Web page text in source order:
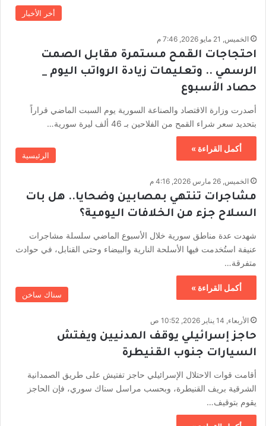
أخر الأخبار
الخميس, 21 مايو 2026, 7:46 م
احتجاجات القمح مستمرة مقابل الصمت
الرسمي .. وتعليمات زيادة الرواتب اليوم _
حصاد الأسبوع
أصدرت وزارة الاقتصاد والصناعة السورية يوم السبت الماضي قراراً
بتحديد سعر شراء القمح من الفلاحين بـ 46 ألف ليرة سورية…
أكمل القراءة »
الرئيسية
الخميس, 26 مارس 2026, 4:16 م
مشاجرات تنتهي بمصابين وضحايا.. هل بات
السلاح جزء من الخلافات اليومية؟
شهدت عدة مناطق سورية خلال الأسبوع الماضي سلسلة مشاجرات
عنيفة استُخدمت فيها الأسلحة النارية والبيضاء وحتى القنابل، في حوادث
متفرقة…
أكمل القراءة »
سناك ساخن
الأربعاء, 14 يناير 2026, 10:52 ص
حاجز إسرائيلي يوقف المدنيين ويفتش
السيارات جنوب القنيطرة
أقامت قوات الاحتلال الإسرائيلي حاجز تفتيش على طريق الصمدانية
الشرقية بريف القنيطرة، وبحسب مراسل سناك سوري، فإن الحاجز
يقوم بتوقيف…